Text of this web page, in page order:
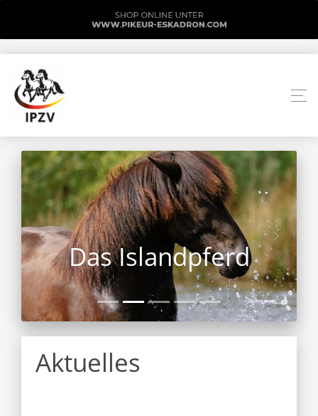
Das Islandpferd
Aktuelles